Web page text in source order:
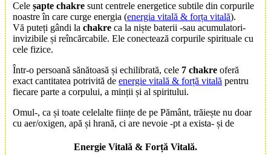
Cele șapte chakre sunt centrele energetice subtile din corpurile
noastre în care curge energia (energia vitală & forța vitală).
Vă puteți gândi la chakre ca la niște baterii -sau acumulatori-
invizibile și reîncărcabile. Ele conectează corpurile spirituale cu
cele fizice.
Într-o persoană sănătoasă și echilibrată, cele 7 chakre oferă
exact cantitatea potrivită de energie vitală & forță vitală pentru
fiecare parte a corpului, a minții și al spiritului.
Omul-, ca și toate celelalte ființe de pe Pământ, trăiește nu doar
cu aer/oxigen, apă și hrană, ci are nevoie -pt a exista- și de
Energie Vitală & Forță Vitală.